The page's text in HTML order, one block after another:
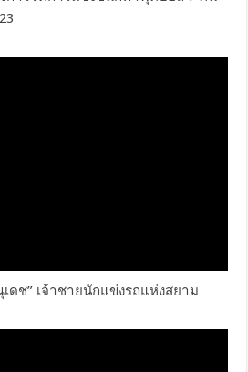
ดช” เจ้าชายนักแข่งรถแห่งสยาม